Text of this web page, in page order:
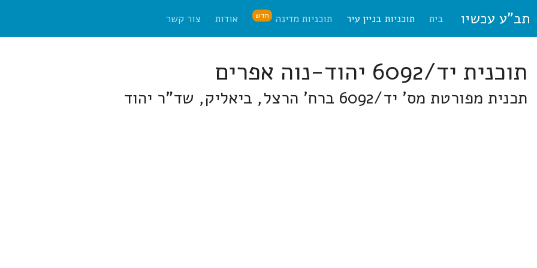
תב"ע עכשיו בית תוכניות בניין עיר תוכניות מדינה חדש אודות צור קשר
תוכנית יד/6092 יהוד-נוה אפרים
תכנית מפורטת מס' יד/6092 ברח' הרצל, ביאליק, שד"ר יהוד